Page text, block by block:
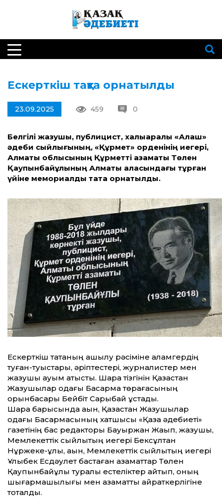
Ескерткіш тақта орнатылды
23.09.2025 459 0
Белгілі жазушы, публицист, халықаралық «Алаш»
әдеби сыйлығының, «Құрмет» орденінің иегері,
Алматы облысының Құрметті азаматы Төлен
Қаупынбайұлының Алматы қаласындағы тұрған
үйіне мемориалдық тақта орнатылды.
Ескерткіш тақтаның ашылу рәсіміне қаламгердің
туған-туыстары, әріптестері, журналистер мен
жазушы қауым қатысты. Шара тізгінін Қазақс­тан
Жазушылар одағы Басқарма төрағасы­ның
орынбасары Бейбіт Сарыбай ұстады.
Шара барысында ақын, Қазақ­стан Жазушылар
одағы Басқармасының хатшысы «Қазақ әдебиеті»
газетінің бас редакторы Бауыржан Жақып, жазушы,
Мемлекеттік сыйлықтың иегері Бексұлтан
Нұржеке-ұлы, ақын, Мемлекеттік сыйлықтың иегері
Ұлықбек Есдәулет бастаған азаматтар Төлен
Қаупын­байұлы туралы естеліктер айтып, оның
шығармашылығы мен азамат­тық қайраткерлігіне
тоқталды.